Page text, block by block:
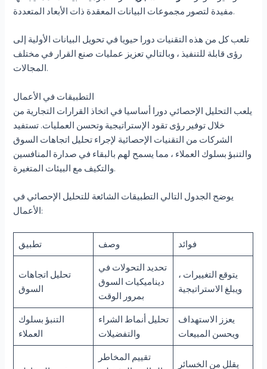
مفيدة لتصور مجموعات البيانات المعقدة ذات الأبعاد المتعددة.
تلعب كل من هذه التقنيات دورا حيويا في تحويل البيانات الأولية إلى
رؤى قابلة للتنفيذ ، وبالتالي تعزيز عمليات صنع القرار في مختلف
المجالات.
التطبيقات في الأعمال
يلعب التحليل الإحصائي دورا أساسيا في اتخاذ القرارات التجارية من
خلال توفير رؤى تقود الإستراتيجية وتحسن العمليات. تستفيد
الشركات من التقنيات الإحصائية لإجراء تحليل اتجاهات السوق
والتنبؤ بسلوك العملاء ، مما يسمح لهم بالبقاء في صدارة المنافسين
والتكيف مع البيئات المتغيرة.
يوضح الجدول التالي التطبيقات الشائعة للتحليل الإحصائي في
الأعمال:
تطبيق وصف فوائد
تحليل اتجاهات
السوق
تحديد التحولات في
ديناميكيات السوق
بمرور الوقت
يتوقع التغييرات ،
ويبلغ الاستراتيجية
التنبؤ بسلوك
العملاء
تحليل أنماط الشراء
والتفضيلات
يعزز الاستهداف
ويحسن المبيعات
تقييم المخاطر
يقلل من الخسائر